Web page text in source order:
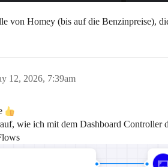
von Homey (bis auf die Benzinpreise),
12, 2026, 7:39am
wie ich mit dem Dashboard Controller